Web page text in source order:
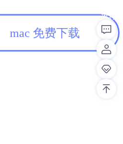
mac 免费下载
推荐